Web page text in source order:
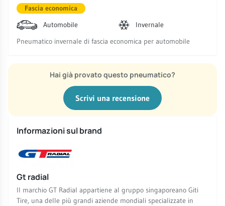
Fascia economica
Automobile
Invernale
Pneumatico invernale di fascia economica per automobile
Hai già provato questo pneumatico?
Scrivi una recensione
Informazioni sul brand
Gt radial
Il marchio GT Radial appartiene al gruppo singaporeano Giti
Tire, una delle più grandi aziende mondiali specializzate in